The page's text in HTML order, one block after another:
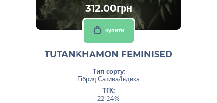
312.00грн
Купити
TUTANKHAMON FEMINISED
Тип сорту:
Гібрид Сатива/Індика
ТГК:
22-24%